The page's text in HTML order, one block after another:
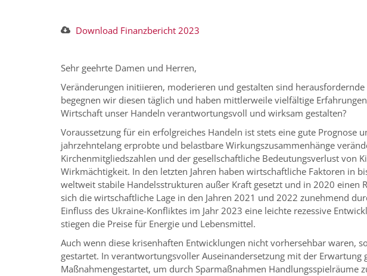
Download Finanzbericht 2023
Sehr geehrte Damen und Herren,
Veränderungen initiieren, moderieren und gestalten sind
begegnen wir diesen täglich und haben mittlerweile vielfältige
Wirtschaft unser Handeln verantwortungsvoll und wirksam gestalten?
Voraussetzung für ein erfolgreiches Handeln ist stets eine gute Prognose
jahrzehntelang erprobte und belastbare Wirkungszusammenhänge
Kirchenmitgliedszahlen und der gesellschaftliche Bedeutungsverlust von
Wirkmächtigkeit. In den letzten Jahren haben wirtschaftliche Faktoren in
weltweit stabile Handelsstrukturen außer Kraft gesetzt und in 2020 einen
sich die wirtschaftliche Lage in den Jahren 2021 und 2022 zunehmend
Einfluss des Ukraine-Konfliktes im Jahr 2023 eine leichte rezessive
stiegen die Preise für Energie und Lebensmittel.
Auch wenn diese krisenhaften Entwicklungen nicht vorhersehbar waren,
gestartet. In verantwortungsvoller Auseinandersetzung mit der
Maßnahmengestartet, um durch Sparmaßnahmen Handlungsspielräume